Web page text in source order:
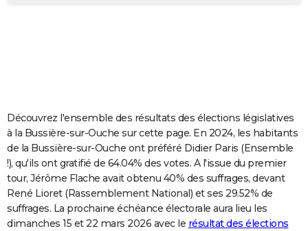
Carte de Noël
Carte Bonne année
Carte Saint-Valentin
Carte Pâques
Carte d'anniversaire
DICTIONNAIRE
Dictionnaire
Biographies
Citations
Expressions
Proverbes
COPAINS D'AVANT
S'inscrire
Se connecter
Lycées
Collèges
Primaires
Universités
Entreprises
Service militaire
Avis de recherche
AVIS DE DÉCÈS
Découvrez l'ensemble des résultats des élections législatives
à la Bussière-sur-Ouche sur cette page. En 2024, les habitants
de la Bussière-sur-Ouche ont préféré Didier Paris (Ensemble
!), qu'ils ont gratifié de 64.04% des votes. A l'issue du premier
tour, Jérôme Flache avait obtenu 40% des suffrages, devant
René Lioret (Rassemblement National) et ses 29.52% de
suffrages. La prochaine échéance électorale aura lieu les
dimanches 15 et 22 mars 2026 avec le résultat des élections